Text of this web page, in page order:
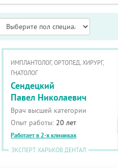
ИМПЛАНТОЛОГ, ОРТОПЕД, ХИРУРГ,
ГНАТОЛОГ
Сендецкий
Павел Николаевич
Врач высшей категории
Опыт работы: 20 лет
Работает в 2-х клиниках
ЭКСПЕРТ ХАРЬКОВ ДЕНТАЛ